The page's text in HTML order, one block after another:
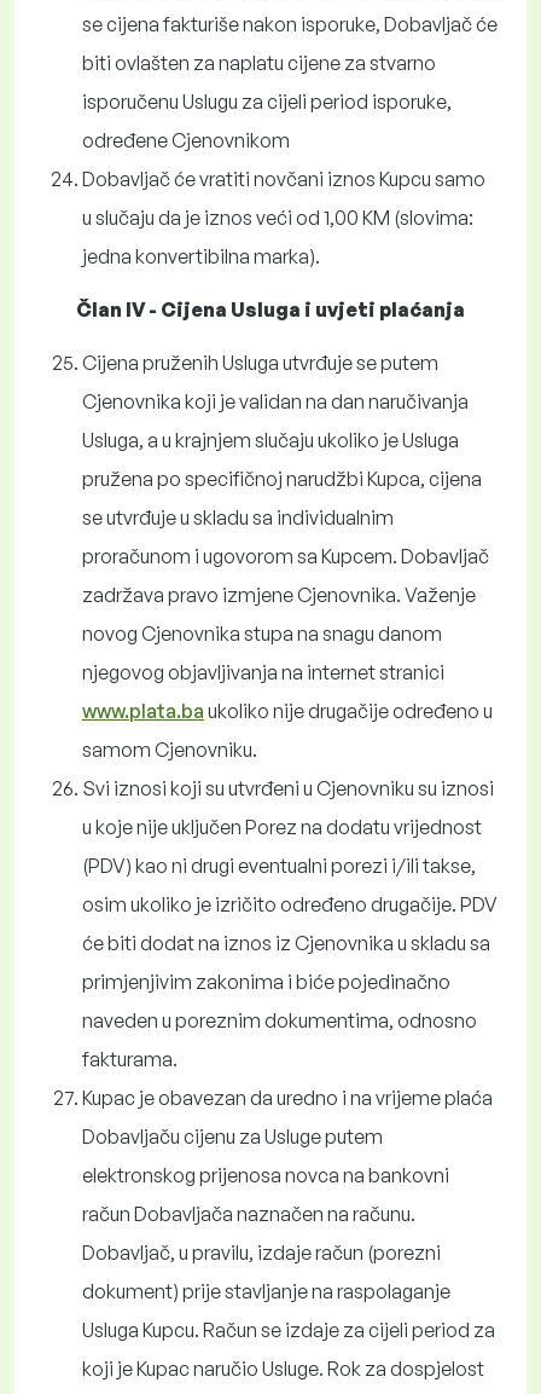
se cijena fakturiše nakon isporuke, Dobavljač će
biti ovlašten za naplatu cijene za stvarno
isporučenu Uslugu za cijeli period isporuke,
određene Cjenovnikom
Dobavljač će vratiti novčani iznos Kupcu samo
u slučaju da je iznos veći od 1,00 KM (slovima:
jedna konvertibilna marka).
Član IV - Cijena Usluga i uvjeti plaćanja
Cijena pruženih Usluga utvrđuje se putem
Cjenovnika koji je validan na dan naručivanja
Usluga, a u krajnjem slučaju ukoliko je Usluga
pružena po specifičnoj narudžbi Kupca, cijena
se utvrđuje u skladu sa individualnim
proračunom i ugovorom sa Kupcem. Dobavljač
zadržava pravo izmjene Cjenovnika. Važenje
novog Cjenovnika stupa na snagu danom
njegovog objavljivanja na internet stranici
www.plata.ba ukoliko nije drugačije određeno u
samom Cjenovniku.
Svi iznosi koji su utvrđeni u Cjenovniku su iznosi
u koje nije uključen Porez na dodatu vrijednost
(PDV) kao ni drugi eventualni porezi i/ili takse,
osim ukoliko je izričito određeno drugačije. PDV
će biti dodat na iznos iz Cjenovnika u skladu sa
primjenjivim zakonima i biće pojedinačno
naveden u poreznim dokumentima, odnosno
fakturama.
Kupac je obavezan da uredno i na vrijeme plaća
Dobavljaču cijenu za Usluge putem
elektronskog prijenosa novca na bankovni
račun Dobavljača naznačen na računu.
Dobavljač, u pravilu, izdaje račun (porezni
dokument) prije stavljanje na raspolaganje
Usluga Kupcu. Račun se izdaje za cijeli period za
koji je Kupac naručio Usluge. Rok za dospjelost